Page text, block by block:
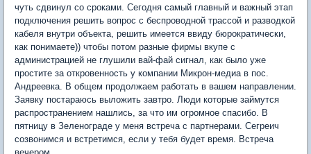
чуть сдвинул со сроками. Сегодня самый главный и важный этап
подключения решить вопрос с беспроводной трассой и разводкой
кабеля внутри объекта, решить имеется ввиду бюрократически,
как понимаете)) чтобы потом разные фирмы вкупе с
администрацией не глушили вай-фай сигнал, как было уже
простите за откровенность у компании Микрон-медиа в пос.
Андреевка. В общем продолжаем работать в вашем направлении.
Заявку постараюсь выложить завтро. Люди которые займутся
распространением нашлись, за что им огромное спасибо. В
пятницу в Зеленограде у меня встреча с партнерами. Сегреич
созвонимся и встретимся, если у тебя будет время. Встреча